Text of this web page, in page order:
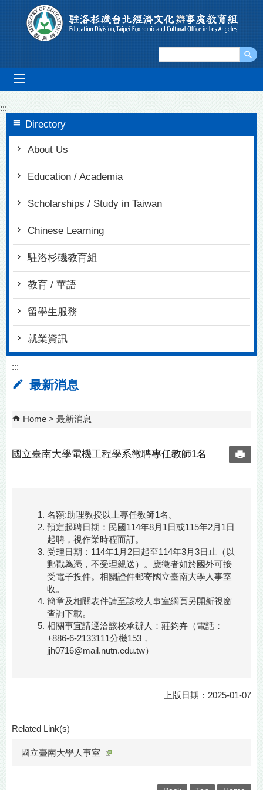
Go To Content
:::
Directory
About Us
Education / Academia
Scholarships / Study in Taiwan
Chinese Learning
駐洛杉磯教育組
教育 / 華語
留學生服務
就業資訊
:::
最新消息
Home 最新消息
國立臺南大學電機工程學系徵聘專任教師1名
名額:助理教授以上專任教師1名。
預定起聘日期：民國114年8月1日或115年2月1日
起聘，視作業時程而訂。
受理日期：114年1月2日起至114年3月3日止（以
郵戳為憑，不受理親送）。應徵者如於國外可接
受電子投件。相關證件郵寄國立臺南大學人事室
收。
簡章及相關表件請至該校人事室網頁另開新視窗
查詢下載。
相關事宜請逕洽該校承辦人：莊鈞卉（電話：
+886-6-2133111分機153，
jjh0716@mail.nutn.edu.tw）
上版日期：2025-01-07
Related Link(s)
國立臺南大學人事室